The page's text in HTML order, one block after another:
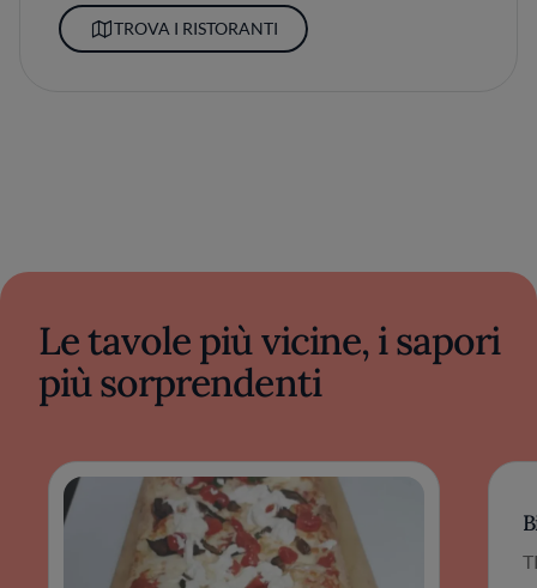
TROVA I RISTORANTI
Le tavole più vicine, i sapori
più sorprendenti